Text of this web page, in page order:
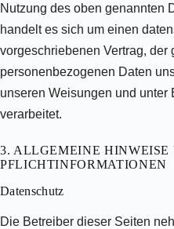
Nutzung des oben genannten
handelt es sich um einen
vorgeschriebenen Vertrag,
personenbezogenen Daten
unseren Weisungen und unter
verarbeitet.
3. ALLGEMEINE HINWEISE
PFLICHT­INFORMATIONEN
Datenschutz
Die Betreiber dieser Seiten